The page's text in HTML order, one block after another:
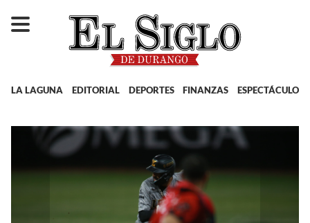
LA LAGUNA EDITORIAL DEPORTES FINANZAS ESPECTÁCULOS